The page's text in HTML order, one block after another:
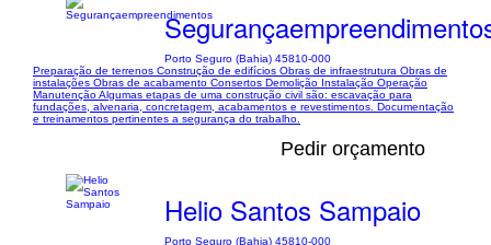
Porto Seguro (Bahia) 45810-000
Preparação de terrenos Construção de edifícios Obras de infraestrutura Obras de
instalações Obras de acabamento Consertos Demolição Instalação Operação
Manutenção Algumas etapas de uma construção civil são: escavação para
fundações, alvenaria, concretagem, acabamentos e revestimentos. Documentação
e treinamentos pertinentes a segurança do trabalho.
Pedir orçamento
Helio Santos Sampaio
Porto Seguro (Bahia) 45810-000